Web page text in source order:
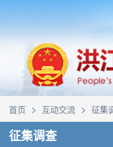
首页 > 互动交流 > 征集
征集调查